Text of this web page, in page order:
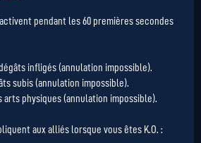
pendant les 60 premières secondes
infligés (annulation impossible).
subis (annulation impossible).
physiques (annulation impossible).
aux alliés lorsque vous êtes K.O. :